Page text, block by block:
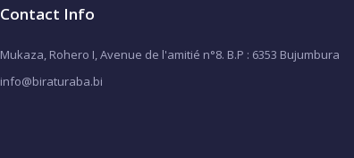
Contact Info
Mukaza, Rohero I, Avenue de l'amitié n°8. B.P : 6353 Bujumbura
info@biraturaba.bi